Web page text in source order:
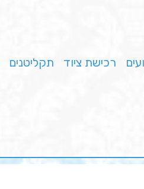
רכישת ציוד תקליטנים